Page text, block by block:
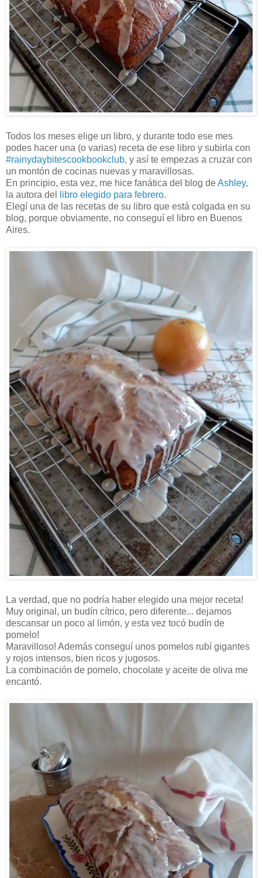
Todos los meses elige un libro, y durante todo ese mes
podes hacer una (o varias) receta de ese libro y subirla con
#rainydaybitescookbookclub, y así te empezas a cruzar con
un montón de cocinas nuevas y maravillosas.
En principio, esta vez, me hice fanática del blog deAshley,
la autora del
libro elegido para febrero.
Elegí una de las recetas de su libro que está colgada en su
blog, porque obviamente, no conseguí el libro en Buenos
Aires.
La verdad, que no podría haber elegido una mejor receta!
Muy original, un budín cítrico, pero diferente... dejamos
descansar un poco al limón, y esta vez tocó budín de
pomelo!
Maravilloso! Además conseguí unos pomelos rubí gigantes
y rojos intensos, bien ricos y jugosos.
La combinación de pomelo, chocolate y aceite de oliva me
encantó.